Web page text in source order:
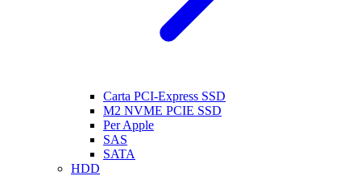
Carta PCI-Express SSD
M2 NVME PCIE SSD
Per Apple
SAS
SATA
HDD